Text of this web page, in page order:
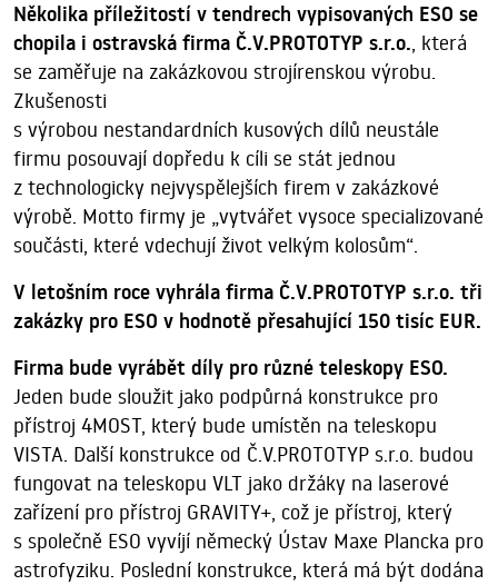
Několika příležitostí v tendrech vypisovaných ESO se
chopila i ostravská firma Č.V.PROTOTYP s.r.o., která
se zaměřuje na zakázkovou strojírenskou výrobu.
Zkušenosti
s výrobou nestandardních kusových dílů neustále
firmu posouvají dopředu k cíli se stát jednou
z technologicky nejvyspělejších firem v zakázkové
výrobě. Motto firmy je „vytvářet vysoce specializované
součásti, které vdechují život velkým kolosům“.
V letošním roce vyhrála firma Č.V.PROTOTYP s.r.o. tři
zakázky pro ESO v hodnotě přesahující 150 tisíc EUR.
Firma bude vyrábět díly pro různé teleskopy ESO.
Jeden bude sloužit jako podpůrná konstrukce pro
přístroj 4MOST, který bude umístěn na teleskopu
VISTA. Další konstrukce od Č.V.PROTOTYP s.r.o. budou
fungovat na teleskopu VLT jako držáky na laserové
zařízení pro přístroj GRAVITY+, což je přístroj, který
s společně ESO vyvíjí německý Ústav Maxe Plancka pro
astrofyziku. Poslední konstrukce, která má být dodána